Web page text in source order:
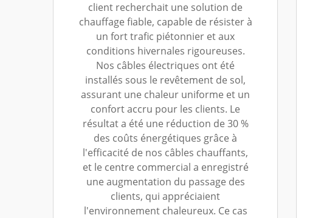
client recherchait une solution de
chauffage fiable, capable de résister à
un fort trafic piétonnier et aux
conditions hivernales rigoureuses.
Nos câbles électriques ont été
installés sous le revêtement de sol,
assurant une chaleur uniforme et un
confort accru pour les clients. Le
résultat a été une réduction de 30 %
des coûts énergétiques grâce à
l'efficacité de nos câbles chauffants,
et le centre commercial a enregistré
une augmentation du passage des
clients, qui appréciaient
l'environnement chaleureux. Ce cas